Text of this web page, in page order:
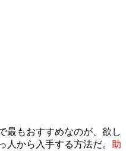
最もおすすめなのが、欲し
人から入手する方法だ。
助